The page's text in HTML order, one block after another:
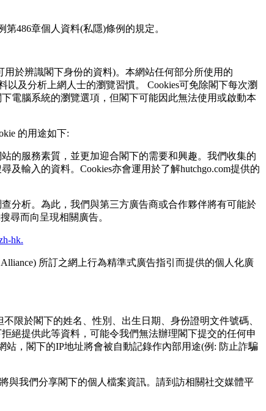
486章個⼈資料(私隱)條例的規定。
於辨識閣下⾝份的資料)。本網站任何部分所使⽤的
及分析上網⼈⼠的瀏覽習慣。 Cookies可免除閣下每次瀏
電腦系統的瀏覽選項，但閣下可能因此無法使⽤或啟動本
的⽤途如下:
的服務素質，並更加迎合閣下的需要和興趣。我們收集的
輸入的資料。Cookies亦會運⽤於了解hutchgo.com提供的
分析。為此，我們與第三⽅廣告商或合作夥伴將有可能於
尋⽽向呈現相關廣告。
hk.
所訂之網上⾏為精準式廣告指引⽽提供的個⼈化廣
限於閣下的姓名、性別、出⽣⽇期、⾝份證明文件號碼、
絕提供此等資料，可能令我們無法辦理閣下提交的任何申
，閣下的IP地址將會被⾃動記錄作內部⽤途(例: 防⽌詐騙
與我們分享閣下的個人檔案資訊。請到訪相關社交媒體平